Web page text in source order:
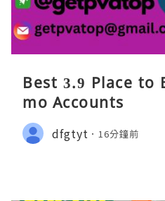
Best 3.9 Place to
mo Accounts
dfgtyt 16分鐘前